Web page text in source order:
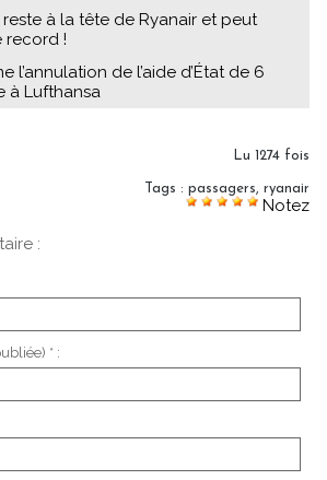
reste à la tête de Ryanair et peut
record !
l’annulation de l’aide d’État de 6
à Lufthansa
Lu 1274 fois
Tags : passagers, ryanair
Notez
:
* :